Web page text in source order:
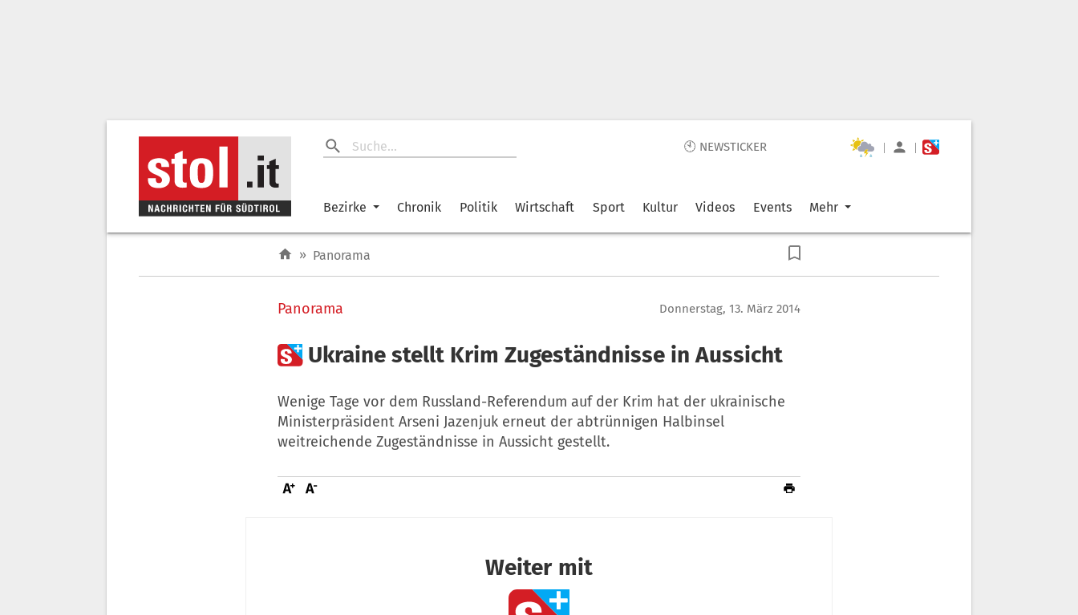
🕙 NEWSTICKER | |
Bezirke Chronik Politik Wirtschaft Sport Kultur Videos Events Mehr
» Panorama
Panorama Donnerstag, 13. März 2014
 Ukraine stellt Krim Zugeständnisse in Aussicht
Wenige Tage vor dem Russland-Referendum auf der Krim hat der ukrainische
Ministerpräsident Arseni Jazenjuk erneut der abtrünnigen Halbinsel
weitreichende Zugeständnisse in Aussicht gestellt.